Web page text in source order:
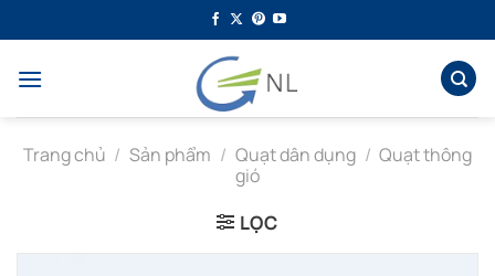
qua
dung
Trang chủ / Sản phẩm / Quạt dân dụng / Quạt thông
gió
LỌC